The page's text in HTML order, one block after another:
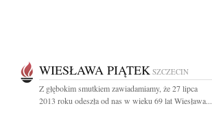
WIESŁAWA PIĄTEK SZCZECIN
Z głębokim smutkiem zawiadamiamy, że 27 lipca
2013 roku odeszła od nas w wieku 69 lat Wiesława...